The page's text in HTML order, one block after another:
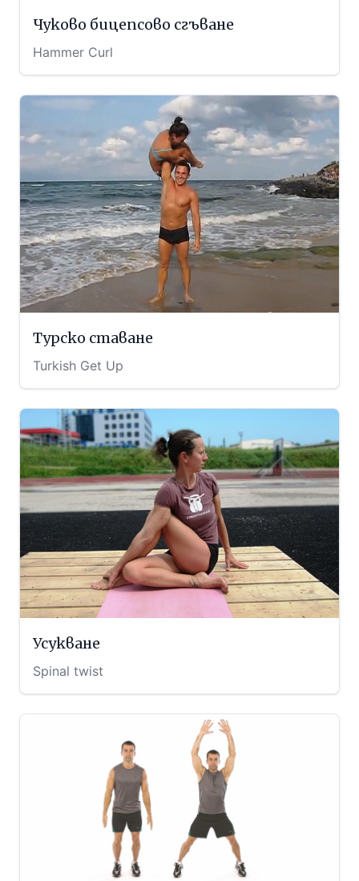
Чуково бицепсово сгъване
Hammer Curl
Турско ставане
Turkish Get Up
Усукване
Spinal twist